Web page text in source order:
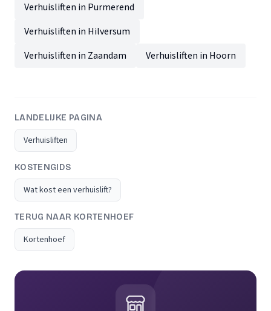
Verhuisliften in Purmerend
Verhuisliften in Hilversum
Verhuisliften in Zaandam
Verhuisliften in Hoorn
LANDELIJKE PAGINA
Verhuisliften
KOSTENGIDS
Wat kost een verhuislift?
TERUG NAAR KORTENHOEF
Kortenhoef